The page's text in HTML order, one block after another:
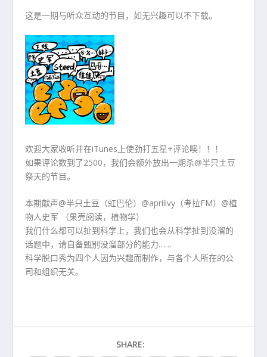
这是一期与听众互动的节目，如无兴趣可以不下载。
欢迎大家收听并在iTunes上使劲打五星+评论噢！！！
如果评论数到了2500，我们会额外放出一期杀@半只土豆
祭天的节目。
本期献声@半只土豆（虹巴伦）@aprilivy（考拉FM）@植
物人史军 （果壳阅读，植物学）
我们什么都可以扯到科学上，我们也会从科学扯到没溜的
话题中，请自备甄别没溜部分的能力……
科学脱口秀为四个人因为兴趣而制作，与各个人所在的公
司和组织无关。
SHARE: